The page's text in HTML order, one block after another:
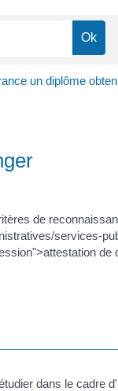
un diplôme
de
services-
dans le cadre